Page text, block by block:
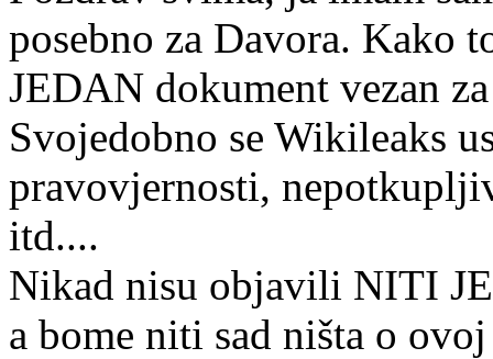
posebno za Davora. Kako
JEDAN dokument vezan
Svojedobno se Wikileaks
pravovjernosti,
itd....
Nikad nisu objavili NITI
a bome niti sad ništa o